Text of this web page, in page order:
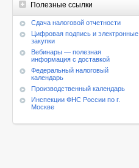
Полезные ссылки
Cдача налоговой отчетности
Цифровая подпись и электронные
закупки
Вебинары — полезная
информация с доставкой
Федеральный налоговый
календарь
Производственный календарь
Инспекции ФНС России по г.
Москве